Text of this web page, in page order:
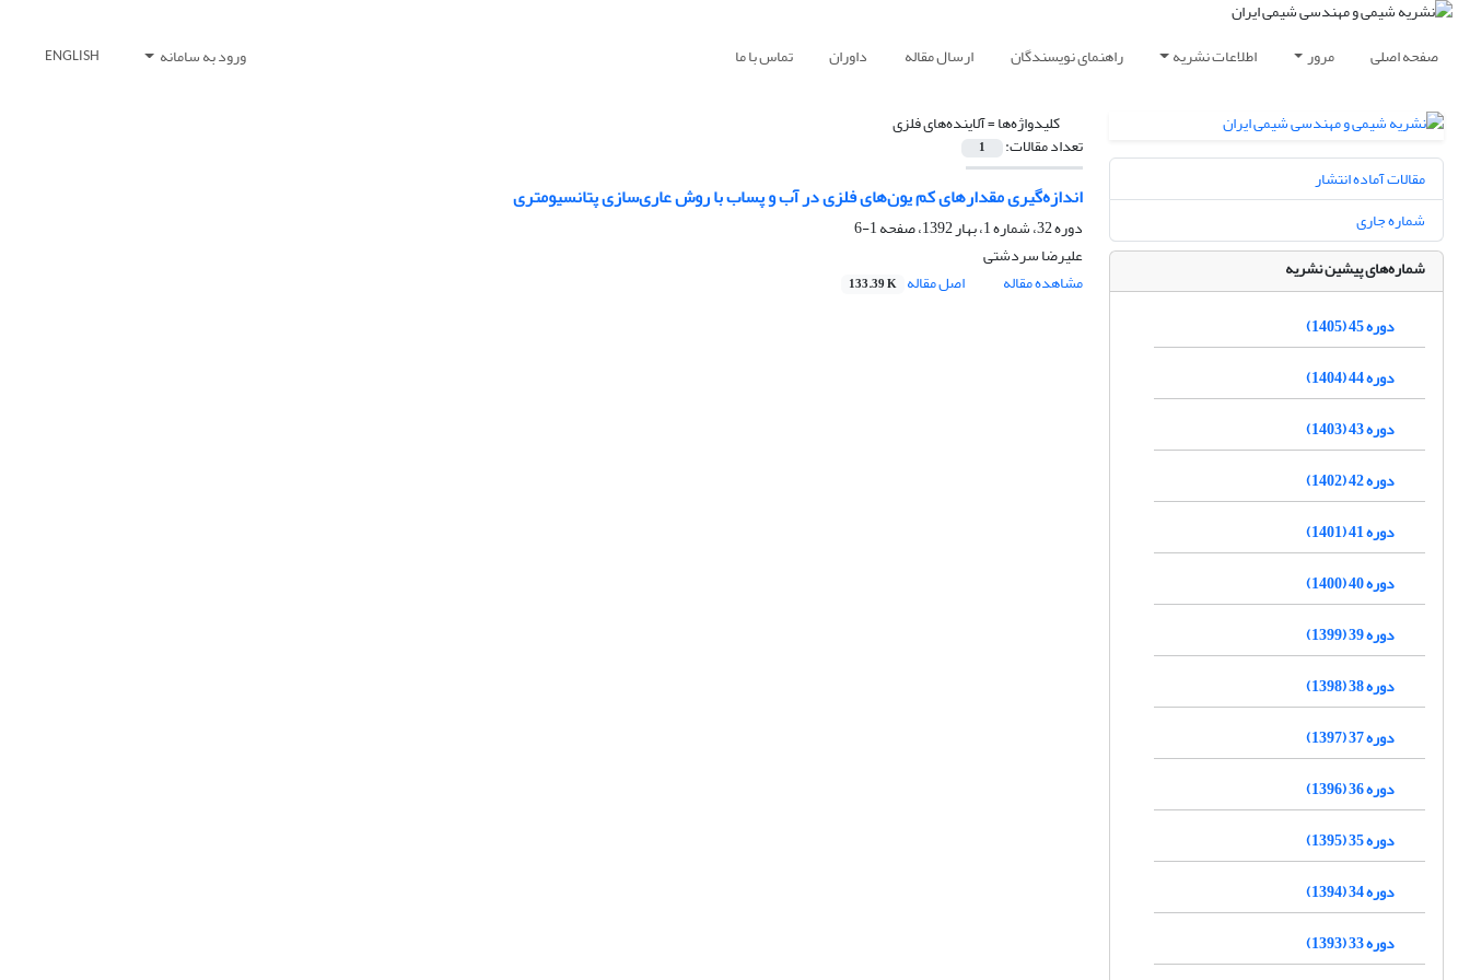
صفحه اصلی مرور اطلاعات نشریه راهنمای نویسندگان ارسال مقاله داوران تماس با ما ورود به سامانه ENGLISH
کلیدواژه‌ها =آلاینده‌های فلزی
تعداد مقالات: 1
اندازه‌گیری مقدارهای کم یون‌های فلزی در آب و پساب با روش عاری‌سازی پتانسیومتری
دوره 32، شماره 1، بهار 1392، صفحه
1-6
علیرضا سردشتی
مشاهده مقاله
اصل مقاله 133.39 K
مقالات آماده انتشار
شماره جاری
شماره‌های پیشین نشریه
دوره 45 (1405)
دوره 44 (1404)
دوره 43 (1403)
دوره 42 (1402)
دوره 41 (1401)
دوره 40 (1400)
دوره 39 (1399)
دوره 38 (1398)
دوره 37 (1397)
دوره 36 (1396)
دوره 35 (1395)
دوره 34 (1394)
دوره 33 (1393)